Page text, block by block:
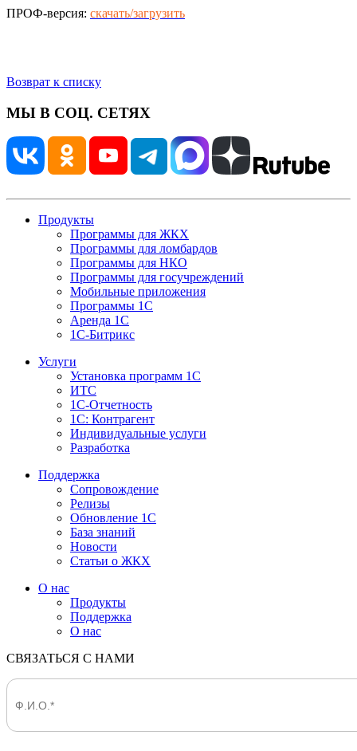
ПРОФ-версия: скачать/загрузить
Возврат к списку
МЫ В СОЦ. СЕТЯХ
Продукты
Программы для ЖКХ
Программы для ломбардов
Программы для НКО
Программы для госучреждений
Мобильные приложения
Программы 1С
Аренда 1С
1С-Битрикс
Услуги
Установка программ 1С
ИТС
1С-Отчетность
1С: Контрагент
Индивидуальные услуги
Разработка
Поддержка
Сопровождение
Релизы
Обновление 1С
База знаний
Новости
Статьи о ЖКХ
О нас
Продукты
Поддержка
О нас
СВЯЗАТЬСЯ С НАМИ